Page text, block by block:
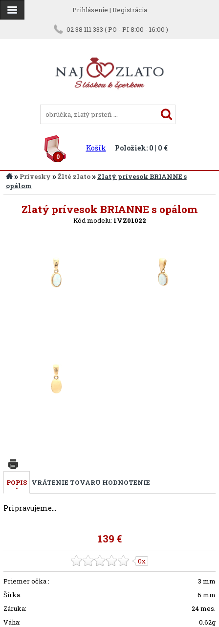
Prihlásenie | Registrácia
02 38 111 333 ( PO - PI 8:00 - 16:00 )
0
Košík Položiek: 0 | 0 €
» Prívesky »Žlté zlato» Zlatý prívesok BRIANNE s
opálom
Zlatý prívesok BRIANNE s opálom
Kód modelu: 1VZ01022
Späť
POPIS VRÁTENIE TOVARU HODNOTENIE
Pripravujeme...
139 €
0x
Priemer očka :
3 mm
Šírka:
6 mm
Záruka:
24 mes.
Váha:
0.62g